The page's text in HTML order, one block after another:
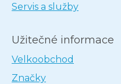
Servis a služby
Užitečné informace
Velkoobchod
Značky